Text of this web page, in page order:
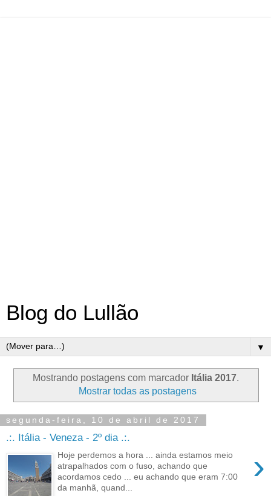
Blog do Lullão
▼
Mostrando postagens com marcador Itália 2017.
Mostrar todas as postagens
segunda-feira, 10 de abril de 2017
.:. Itália - Veneza - 2º dia .:.
›
Hoje perdemos a hora ... ainda estamos meio
atrapalhados com o fuso, achando que
acordamos cedo ... eu achando que eram 7:00
da manhã, quand...